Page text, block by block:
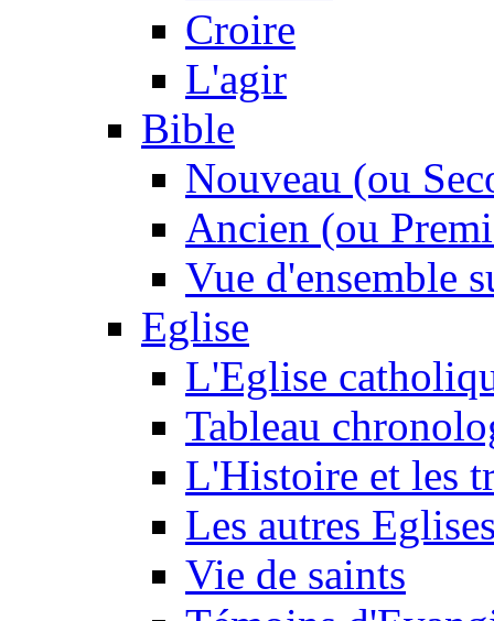
Croire
L'agir
Bible
Nouveau (ou
Ancien (ou
Vue d'ensemble
Eglise
L'Eglise
Tableau
L'Histoire et les
Les autres
Vie de saints